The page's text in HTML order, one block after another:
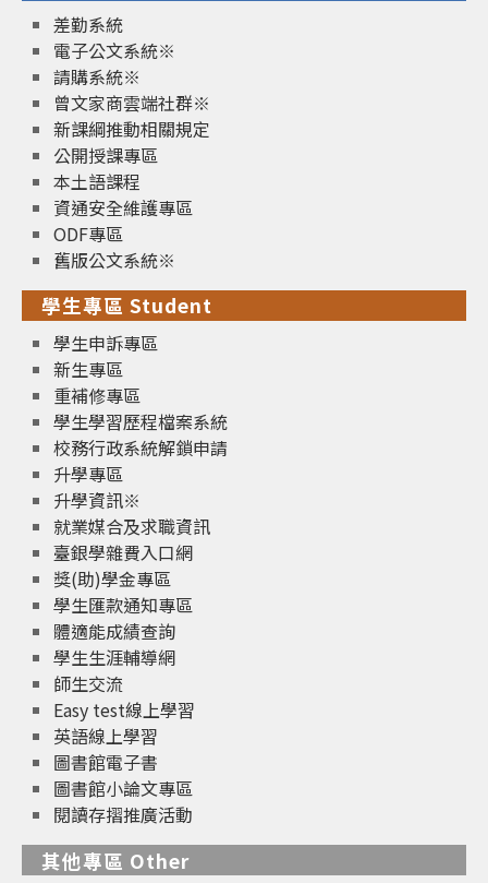
差勤系統
電子公文系統※
請購系統※
曾文家商雲端社群※
新課綱推動相關規定
公開授課專區
本土語課程
資通安全維護專區
ODF專區
舊版公文系統※
學生專區 Student
學生申訴專區
新生專區
重補修專區
學生學習歷程檔案系統
校務行政系統解鎖申請
升學專區
升學資訊※
就業媒合及求職資訊
臺銀學雜費入口網
獎(助)學金專區
學生匯款通知專區
體適能成績查詢
學生生涯輔導網
師生交流
Easy test線上學習
英語線上學習
圖書館電子書
圖書館小論文專區
閱讀存摺推廣活動
其他專區 Other